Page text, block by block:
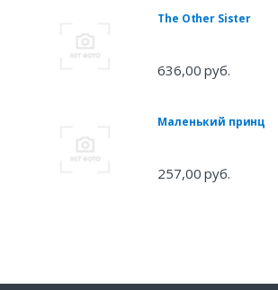
The Other Sister
636,00 руб.
Маленький принц
257,00 руб.